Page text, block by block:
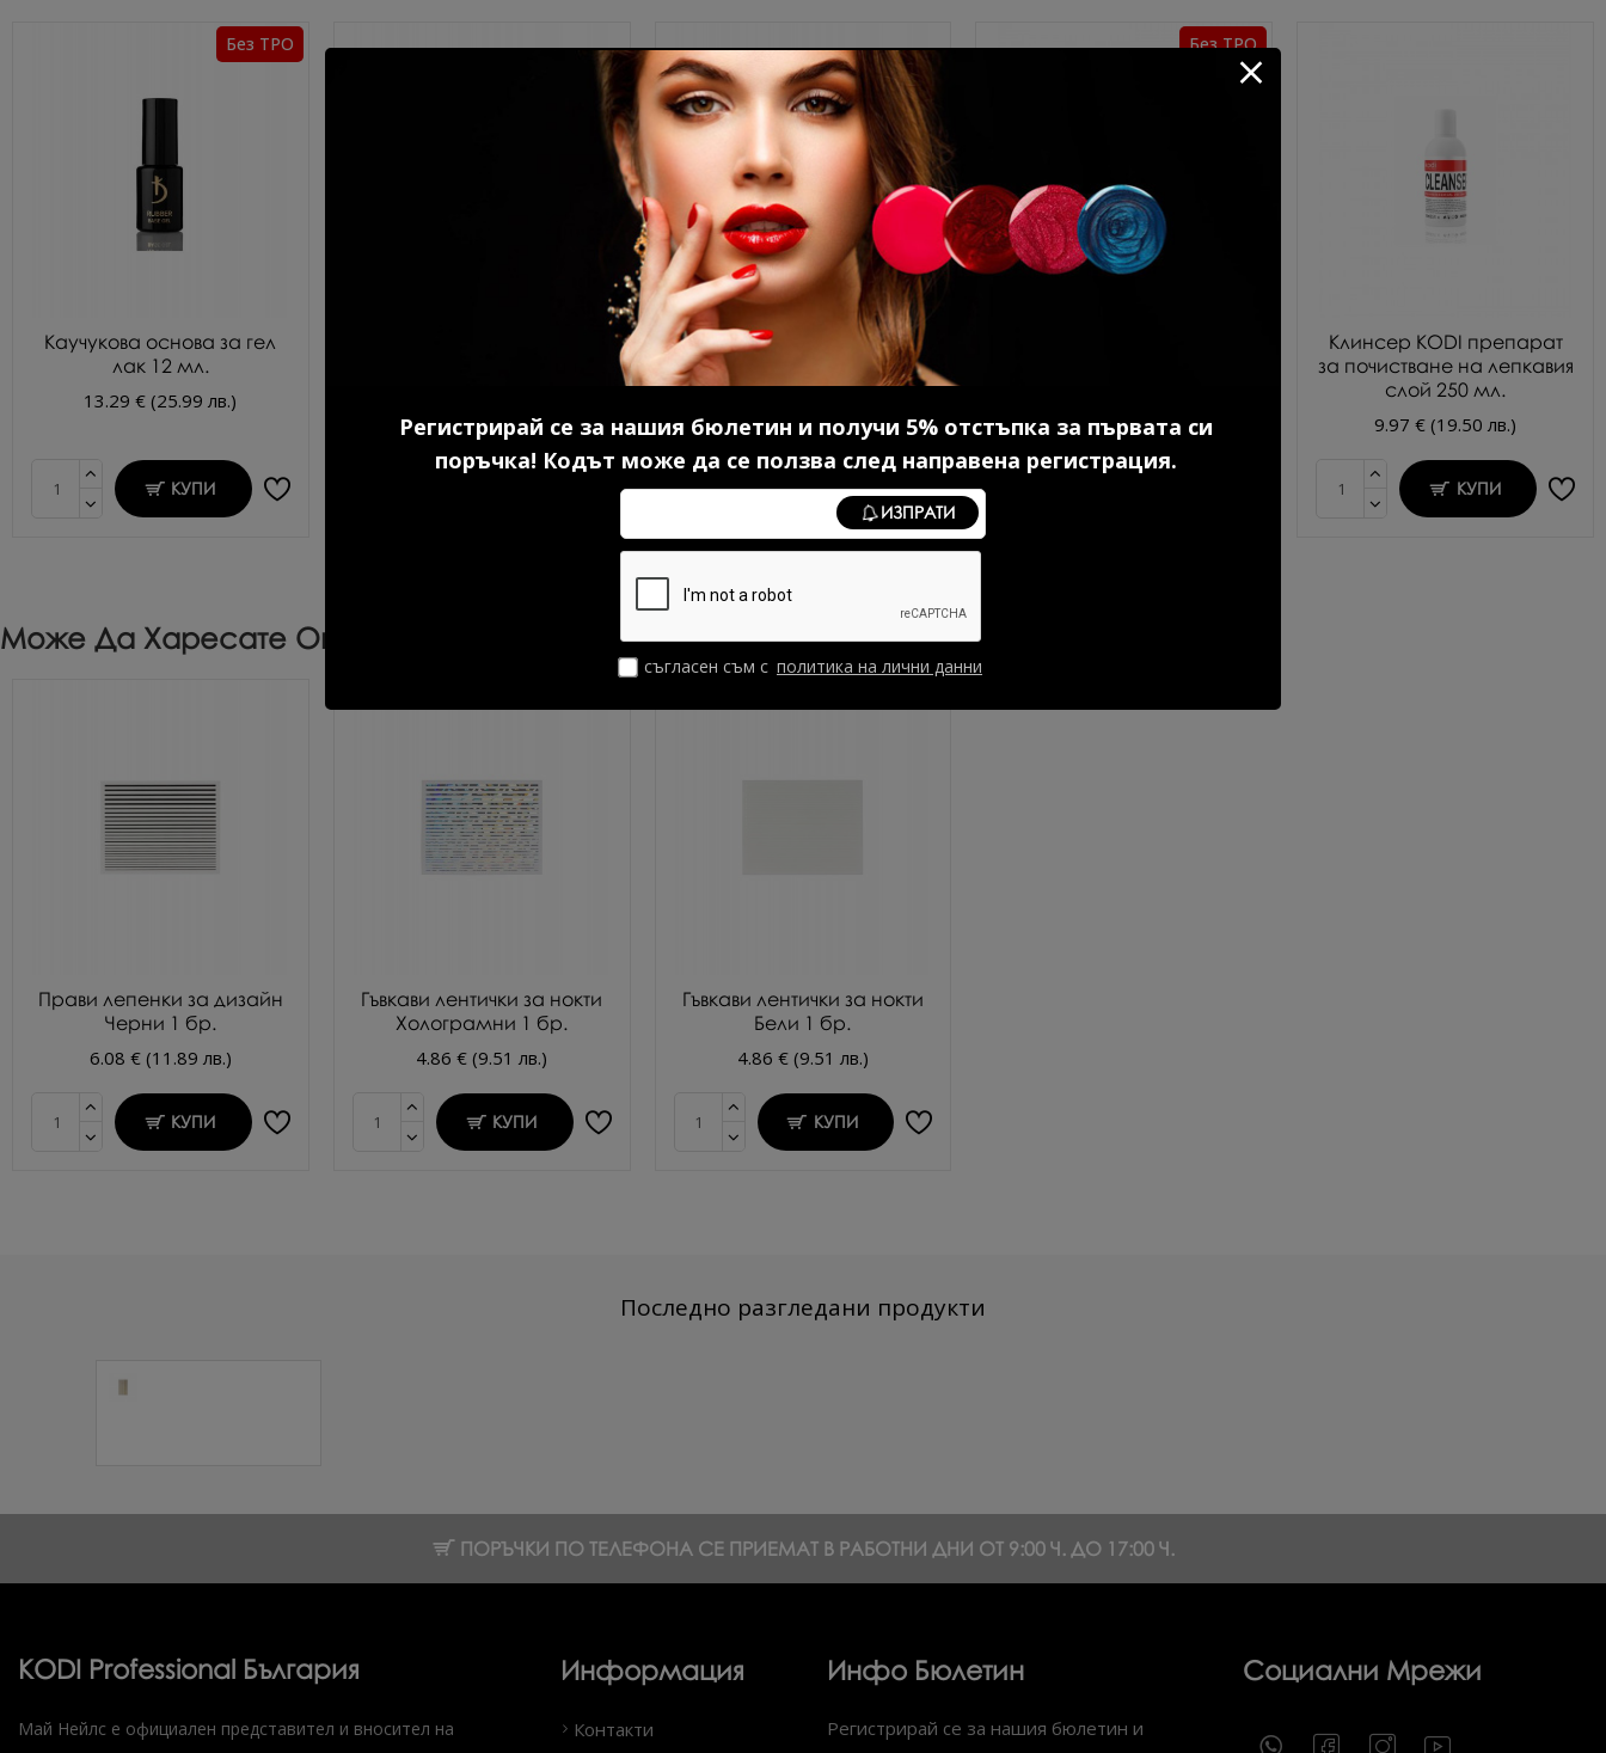
Регистрирай се за нашия бюлетин и получи 5% отстъпка за първата си
поръчка! Кодът може да се ползва след направена регистрация.
ИЗПРАТИ
съгласен съм с политика на лични данни
Без TPO
Каучукова основа за гел
лак 12 мл.
13.29 € (25.99 лв.)
КУПИ
Серум с хиалурон 30 мл.
14.83 € (29.00 лв.)
КУПИ
Без TPO
Клинсер KODI препарат
за почистване на лепкавия
слой 250 мл.
9.97 € (19.50 лв.)
КУПИ
Може Да Харесате Още
Прави лепенки за дизайн
Черни 1 бр.
6.08 € (11.89 лв.)
КУПИ
Гъвкави лентички за нокти
Холограмни 1 бр.
4.86 € (9.51 лв.)
КУПИ
Гъвкави лентички за нокти
Бели 1 бр.
4.86 € (9.51 лв.)
КУПИ
Последно разгледани продукти
ПОРЪЧКИ ПО ТЕЛЕФОНА СЕ ПРИЕМАТ В РАБОТНИ ДНИ ОТ 9:00 Ч. ДО 17:00 Ч.
KODI Professional България
Май Нейлс е официален представител и вносител на
Информация
Контакти
Инфо Бюлетин
Регистрирай се за нашия бюлетин и
Социални Мрежи